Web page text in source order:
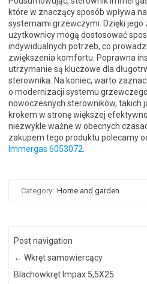
które w znaczący sposób wpływa
systemami grzewczymi. Dzięki
użytkownicy mogą dostosować
indywidualnych potrzeb, co
zwiększenia komfortu. Poprawna
utrzymanie są kluczowe dla
sterownika. Na koniec, warto
o modernizacji systemu
nowoczesnych sterowników, takich
krokem w stronę większej
niezwykle ważne w obecnych
zakupem tego produktu polecamy
Immergas 6053072
Category: Home and garden
Post navigation
← Wkręt samowiercący
Blachowkręt Impax 5,5X25